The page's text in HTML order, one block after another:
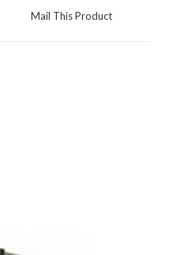
Mail This Product